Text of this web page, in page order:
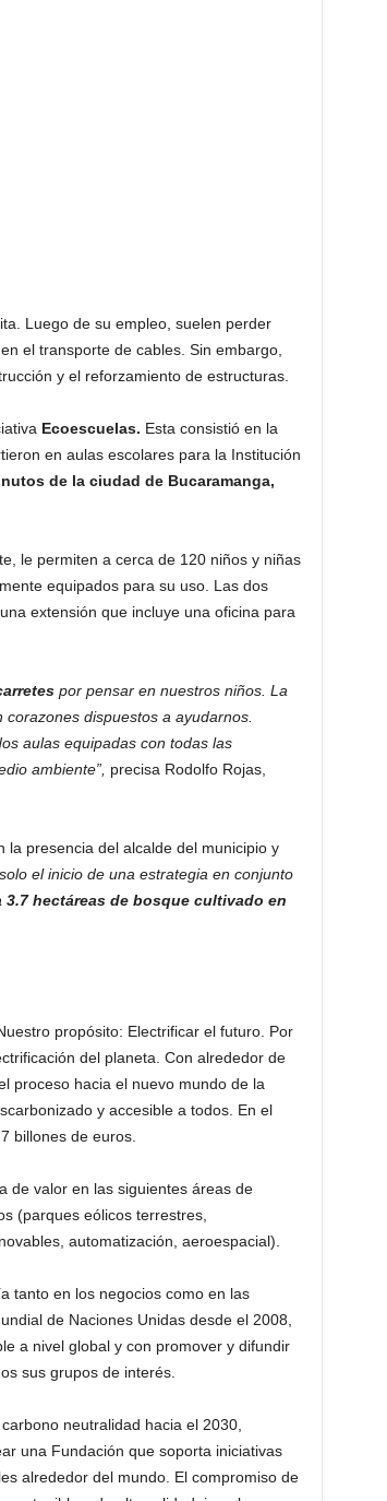
Luego de su empleo, suelen perder
el transporte de cables. Sin embargo,
y el reforzamiento de estructuras.
Ecoescuelas. Esta consistió en la
en aulas escolares para la Institución
de la ciudad de Bucaramanga,
le permiten a cerca de 120 niños y niñas
equipados para su uso. Las dos
extensión que incluye una oficina para
por pensar en nuestros niños. La
dispuestos a ayudarnos.
aulas equipadas con todas las
ambiente”, precisa Rodolfo Rojas,
la presencia del alcalde del municipio y
el inicio de una estrategia en conjunto
3.7 hectáreas de bosque cultivado en
propósito: Electrificar el futuro. Por
del planeta. Con alrededor de
proceso hacia el nuevo mundo de la
y accesible a todos. En el
billones de euros.
de valor en las siguientes áreas de
(parques eólicos terrestres,
automatización, aeroespacial).
tanto en los negocios como en las
de Naciones Unidas desde el 2008,
a nivel global y con promover y difundir
sus grupos de interés.
neutralidad hacia el 2030,
una Fundación que soporta iniciativas
alrededor del mundo. El compromiso de